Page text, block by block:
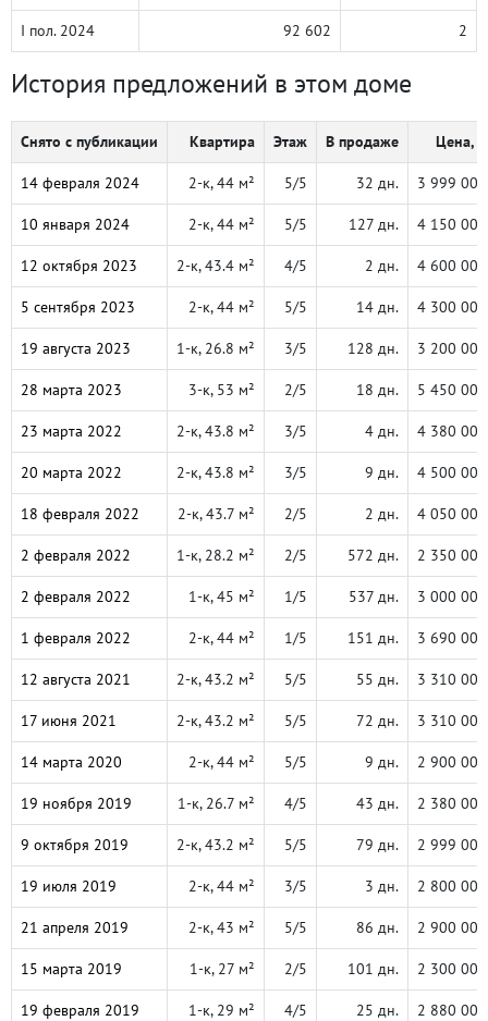
I пол. 2024 92 602 2
История предложений в этом доме
Снято с публикации Квартира Этаж В продаже Цена, ₽
14 февраля 2024 2-к, 44 м² 5/5 32 дн. 3 999 000
10 января 2024 2-к, 44 м² 5/5 127 дн. 4 150 000
12 октября 2023 2-к, 43.4 м² 4/5 2 дн. 4 600 000
5 сентября 2023 2-к, 44 м² 5/5 14 дн. 4 300 000
19 августа 2023 1-к, 26.8 м² 3/5 128 дн. 3 200 000
28 марта 2023 3-к, 53 м² 2/5 18 дн. 5 450 000
23 марта 2022 2-к, 43.8 м² 3/5 4 дн. 4 380 000
20 марта 2022 2-к, 43.8 м² 3/5 9 дн. 4 500 000
18 февраля 2022 2-к, 43.7 м² 2/5 2 дн. 4 050 000
2 февраля 2022 1-к, 28.2 м² 2/5 572 дн. 2 350 000
2 февраля 2022 1-к, 45 м² 1/5 537 дн. 3 000 000
1 февраля 2022 2-к, 44 м² 1/5 151 дн. 3 690 000
12 августа 2021 2-к, 43.2 м² 5/5 55 дн. 3 310 000
17 июня 2021 2-к, 43.2 м² 5/5 72 дн. 3 310 000
14 марта 2020 2-к, 44 м² 5/5 9 дн. 2 900 000
19 ноября 2019 1-к, 26.7 м² 4/5 43 дн. 2 380 000
9 октября 2019 2-к, 43.2 м² 5/5 79 дн. 2 999 000
19 июля 2019 2-к, 44 м² 3/5 3 дн. 2 800 000
21 апреля 2019 2-к, 43 м² 5/5 86 дн. 2 900 000
15 марта 2019 1-к, 27 м² 2/5 101 дн. 2 300 000
19 февраля 2019 1-к, 29 м² 4/5 25 дн. 2 880 000